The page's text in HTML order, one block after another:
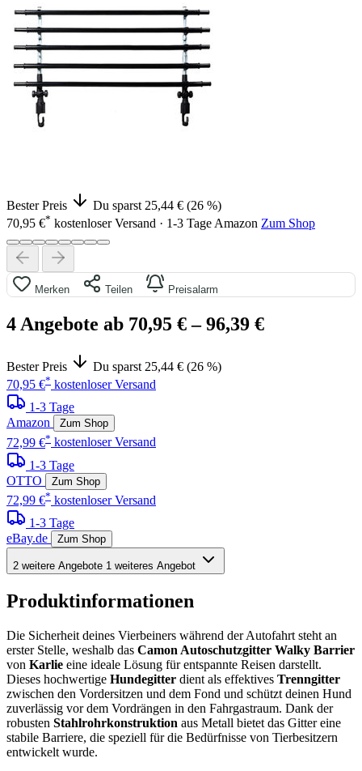
Bester Preis
Du sparst 25,44 € (26 %)
70,95 €* kostenloser Versand · 1-3 Tage Amazon Zum Shop
Merken Teilen Preisalarm
4 Angebote ab 70,95 €– 96,39 €
Bester Preis
Du sparst 25,44 € (26 %)
70,95 €* kostenloser Versand
1-3 Tage
Amazon
Zum Shop
72,99 €* kostenloser Versand
1-3 Tage
OTTO
Zum Shop
72,99 €* kostenloser Versand
1-3 Tage
eBay.de
Zum Shop
2 weitere Angebote 1 weiteres Angebot
Produktinformationen
Die Sicherheit deines Vierbeiners während der Autofahrt steht an
erster Stelle, weshalb das Camon Autoschutzgitter Walky Barrier
von Karlie eine ideale Lösung für entspannte Reisen darstellt.
Dieses hochwertige Hundegitter dient als effektives Trenngitter
zwischen den Vordersitzen und dem Fond und schützt deinen Hund
zuverlässig vor dem Vordrängen in den Fahrgastraum. Dank der
robusten Stahlrohrkonstruktion aus Metall bietet das Gitter eine
stabile Barriere, die speziell für die Bedürfnisse von Tierbesitzern
entwickelt wurde.